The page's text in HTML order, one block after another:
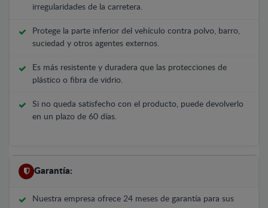
irregularidades de la carretera.
Protege la parte inferior del vehículo contra polvo, barro,
suciedad y otros agentes externos.
Es más resistente y duradera que las protecciones de
plástico o fibra de vidrio.
Si no queda satisfecho con el producto, puede devolverlo
en un plazo de 60 días.
Garantía:
Nuestra empresa ofrece 24 meses de garantía para sus